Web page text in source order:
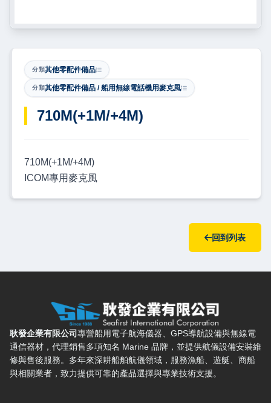
分類其他零配件備品
分類其他零配件備品 / 船用無線電話機用麥克風
​710M(+1M/+4M)
710M(+1M/+4M)
ICOM專用麥克風
回到列表
耿發企業有限公司 — 網站概要、主導覽與聯絡方式
耿發企業有限公司專營船用電子航海儀器、GPS導航設備與無線電
通信器材，代理銷售多項知名 Marine 品牌，並提供航儀設備安裝維
修與售後服務。多年來深耕船舶航儀領域，服務漁船、遊艇、商船
與相關業者，致力提供可靠的產品選擇與專業技術支援。